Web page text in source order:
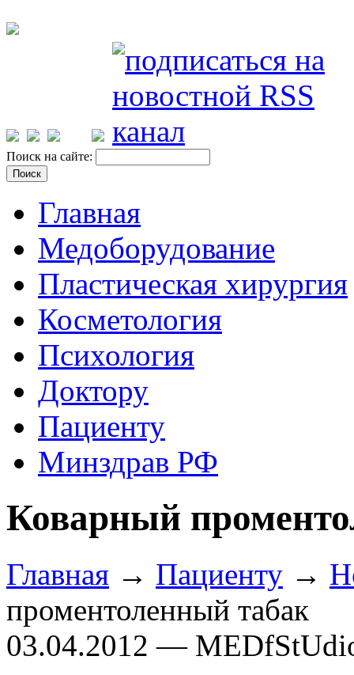
Поиск на сайте:
Главная
Медоборудование
Пластическая хирургия
Косметология
Психология
Доктору
Пациенту
Минздрав РФ
Коварный
Главная → Пациенту →
проментоленный табак
03.04.2012 —